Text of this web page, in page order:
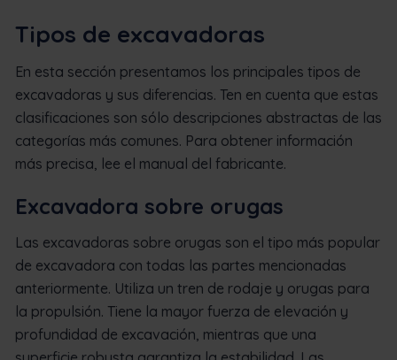
Tipos de excavadoras
En esta sección presentamos los principales tipos de
excavadoras y sus diferencias. Ten en cuenta que estas
clasificaciones son sólo descripciones abstractas de las
categorías más comunes. Para obtener información
más precisa, lee el manual del fabricante.
Excavadora sobre orugas
Las excavadoras sobre orugas son el tipo más popular
de excavadora con todas las partes mencionadas
anteriormente. Utiliza un tren de rodaje y orugas para
la propulsión. Tiene la mayor fuerza de elevación y
profundidad de excavación, mientras que una